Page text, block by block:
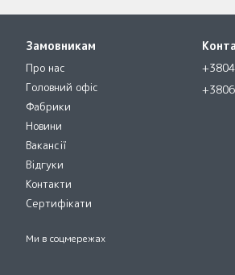
Замовникам
Про нас
Головний офіс
Фабрики
Новини
Вакансії
Відгуки
Контакти
Сертифікати
Ми в соцмережах